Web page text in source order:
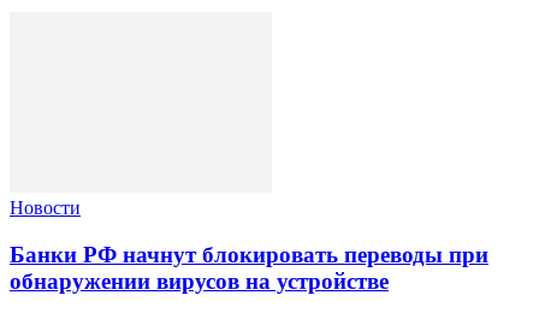
Новости
Банки РФ начнут блокировать переводы при
обнаружении вирусов на устройстве